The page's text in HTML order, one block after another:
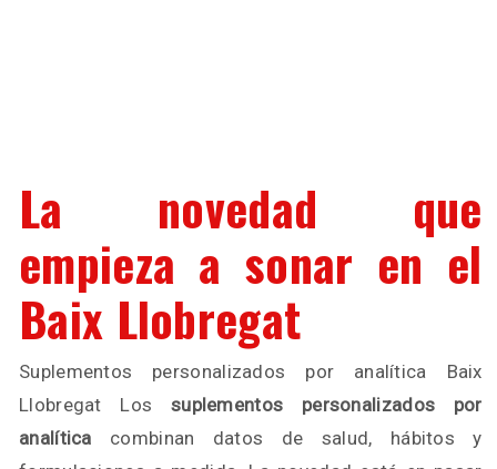
La novedad que
empieza a sonar en el
Baix Llobregat
Suplementos personalizados por analítica Baix
Llobregat Los suplementos personalizados por
analítica combinan datos de salud, hábitos y